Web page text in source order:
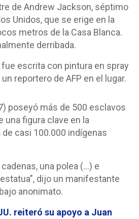
de Andrew Jackson, séptimo
Unidos, que se erige en la
metros de la Casa Blanca.
derribada.
fue escrita con pintura en spray
reportero de AFP en el lugar.
poseyó más de 500 esclavos
una figura clave en la
casi 100.000 indígenas
una polea (...) e
dijo un manifestante
anonimato.
reiteró su apoyo a Juan